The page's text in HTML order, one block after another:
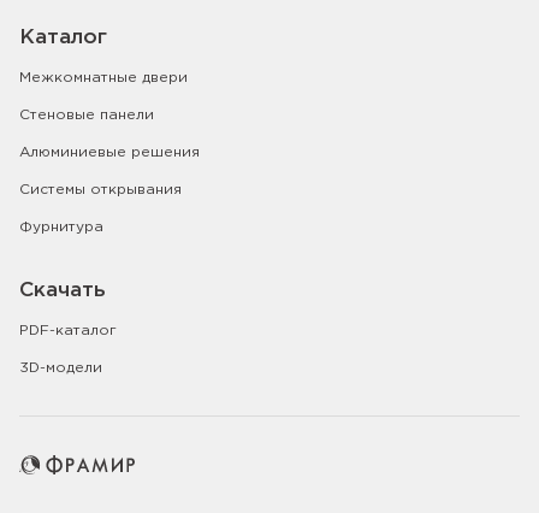
Каталог
Межкомнатные двери
Стеновые панели
Алюминиевые решения
Системы открывания
Фурнитура
Скачать
PDF-каталог
3D-модели